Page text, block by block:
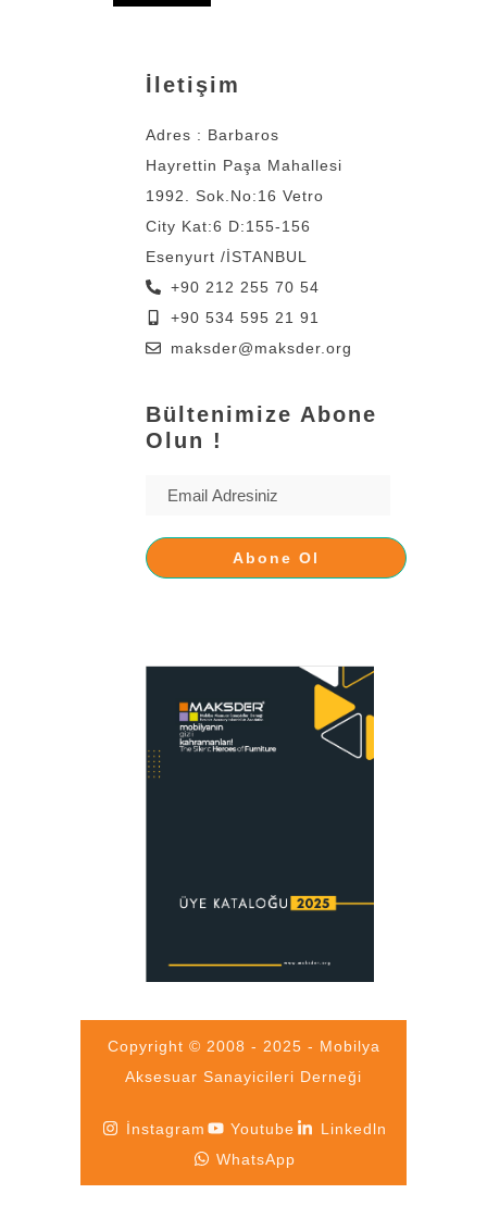
İletişim
Adres : Barbaros
Hayrettin Paşa Mahallesi
1992. Sok.No:16 Vetro
City Kat:6 D:155-156
Esenyurt /İSTANBUL
+90 212 255 70 54
+90 534 595 21 91
maksder@maksder.org
Bültenimize Abone
Olun !
Copyright © 2008 - 2025 - Mobilya
Aksesuar Sanayicileri Derneği
İnstagram Youtube
Linkedln
WhatsApp